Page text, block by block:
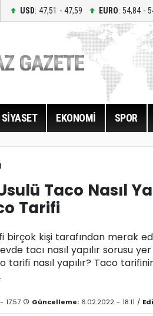
USD: 47,51 - 47,59 EURO: 54,84 -
SİYASET EKONOMİ SPOR
Taco Nasıl
Tarifi
birçok kişi tarafından merak
tacı nasıl yapılır sorusu
tarifi nasıl yapılır? Taco
17:57 Güncelleme: 6.02.2022 - 18:11 /